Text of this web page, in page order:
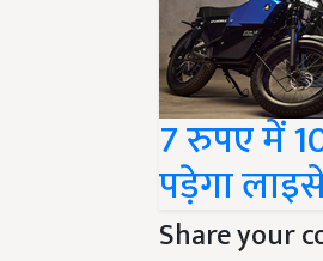
7 रुपए में
पड़ेगा
Share your